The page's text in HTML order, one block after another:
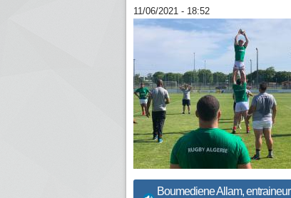
11/06/2021 - 18:52
Boumediene Allam, entraineur